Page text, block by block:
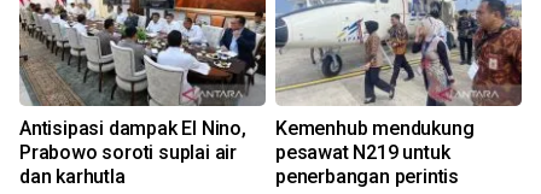
Antisipasi dampak El Nino,
Prabowo soroti suplai air
dan karhutla
Kemenhub mendukung
pesawat N219 untuk
penerbangan perintis